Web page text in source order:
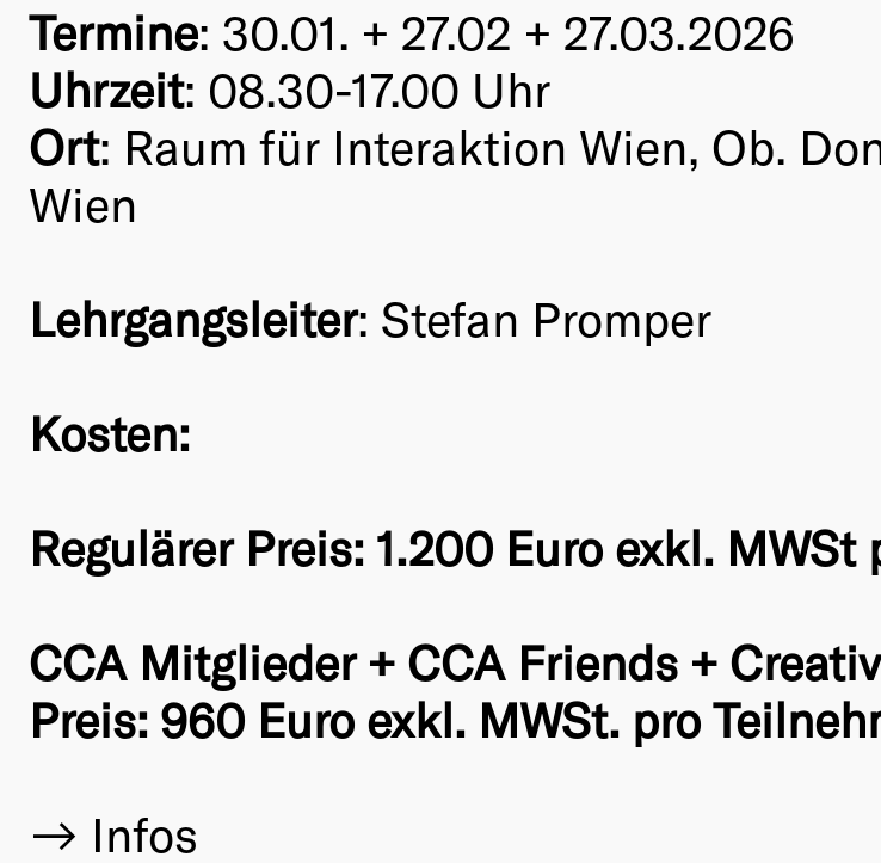
Termine: 30.01. + 27.02 + 27.03.2026
Uhrzeit: 08.30-17.00 Uhr
Ort: Raum für Interaktion Wien, Ob.
Wien
Lehrgangsleiter: Stefan Promper
Kosten:
Regulärer Preis: 1.200 Euro exkl. MWSt
CCA Mitglieder + CCA Friends +
Preis: 960 Euro exkl. MWSt. pro
Infos